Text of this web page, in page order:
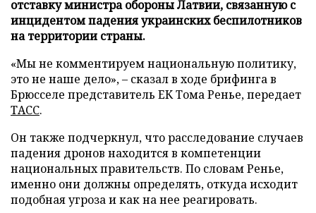
отставку министра обороны Латвии, связанную с
инцидентом падения украинских беспилотников
на территории страны.
«Мы не комментируем национальную политику,
это не наше дело», – сказал в ходе брифинга в
Брюсселе представитель ЕК Тома Ренье, передает
ТАСС.
Он также подчеркнул, что расследование случаев
падения дронов находится в компетенции
национальных правительств. По словам Ренье,
именно они должны определять, откуда исходит
подобная угроза и как на нее реагировать.